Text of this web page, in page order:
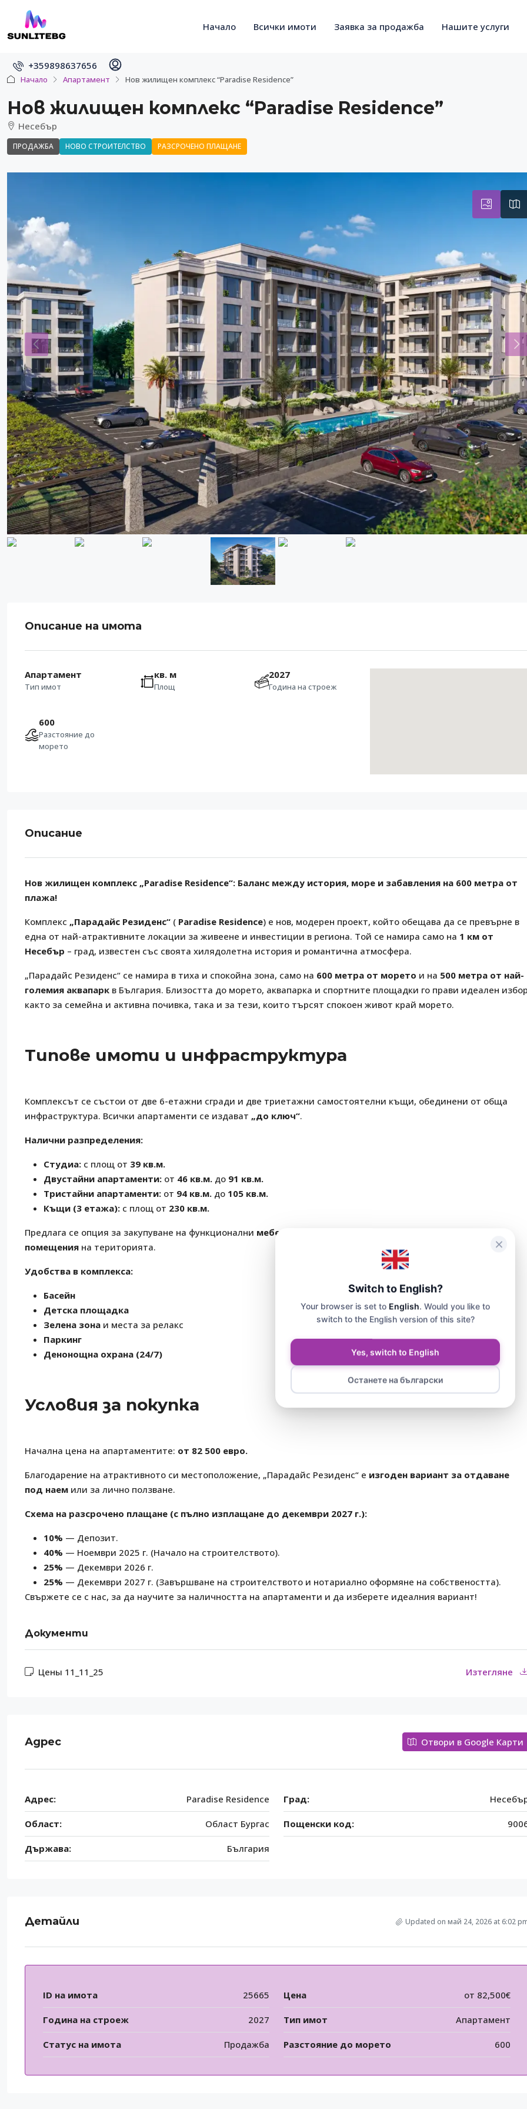
Начало Всички имоти Заявка за продажба Нашите услуги
+359898637656
Начало Апартамент Нов жилищен комплекс “Paradise Residence”
Нов жилищен комплекс “Paradise Residence”
Несебър
ПРОДАЖБА НОВО СТРОИТЕЛСТВО РАЗСРОЧЕНО ПЛАЩАНЕ
Описание на имота
Апартамент
Тип имот
кв. м
Площ
2027
Година на строеж
600
Разстояние до
морето
Описание
Нов жилищен комплекс „Paradise Residence“: Баланс между история, море и забавления на 600 метра от
плажа!
Комплекс „Парадайс Резиденс“ ( Paradise Residence) е нов, модерен проект, който обещава да се превърне в
една от най-атрактивните локации за живеене и инвестиции в региона. Той се намира само на 1 км от
Несебър – град, известен със своята хилядолетна история и романтична атмосфера.
„Парадайс Резиденс“ се намира в тиха и спокойна зона, само на 600 метра от морето и на 500 метра от най-
големия аквапарк в България. Близостта до морето, аквапарка и спортните площадки го прави идеален
както за семейна и активна почивка, така и за тези, които търсят спокоен живот край морето.
Типове имоти и инфраструктура
Комплексът се състои от две 6-етажни сгради и две триетажни самостоятелни къщи, обединени от обща
инфраструктура. Всички апартаменти се издават „до ключ“.
Налични разпределения:
Студиа: с площ от 39 кв.м.
Двустайни апартаменти: от 46 кв.м. до 91 кв.м.
Тристайни апартаменти: от 94 кв.м. до 105 кв.м.
Къщи (3 етажа): с площ от 230 кв.м.
Предлага се опция за закупуване на функционални мебелни пакети
помещения на територията.
Удобства в комплекса:
Басейн
Детска площадка
Зелена зона и места за релакс
Паркинг
Денонощна охрана (24/7)
Условия за покупка
Начална цена на апартаментите: от 82 500 евро.
Благодарение на атрактивното си местоположение, „Парадайс Резиденс“ е изгоден вариант за отдаване
под наем или за лично ползване.
Схема на разсрочено плащане (с пълно изплащане до декември 2027 г.):
10% — Депозит.
40% — Ноември 2025 г. (Начало на строителството).
25% — Декември 2026 г.
25% — Декември 2027 г. (Завършване на строителството и нотариално оформяне на собствеността).
Свържете се с нас, за да научите за наличността на апартаменти и да изберете идеалния вариант!
Документи
Цены 11_11_25 Изтегляне
Адрес Отвори в Google Карти
Адрес: Paradise Residence Град:
Област: Област Бургас Пощенски код:
Държава: България
Детайли Updated on май 24, 2026 at 6:02
ID на имота 25665 Цена от 82,500€
Година на строеж 2027 Тип имот Апартамент
Статус на имота Продажба Разстояние до морето 600
Switch to English?
Your browser is set to English. Would you like to
switch to the English version of this site?
Yes, switch to English
Останете на български